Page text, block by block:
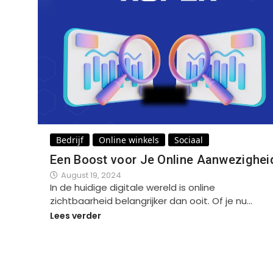
Bedrijf Online winkels Sociaal
Een Boost voor Je Online
August 19, 2024
In de huidige digitale wereld is online
zichtbaarheid belangrijker dan ooit. Of je nu…
Lees verder